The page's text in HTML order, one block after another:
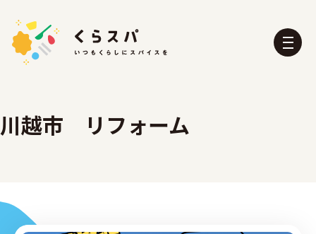
川越市 リフォーム